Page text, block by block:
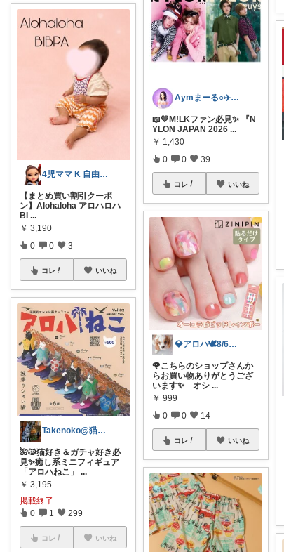
4児ママ K 自由に楽しく暮らそ⤴︎
【まとめ買い割引クーポ
ン】Alohaloha アロハロハ
BI ...
￥ 3,190
0 0 3
コレ いいね
Takenoko@猫関連グッズ中心です！
🌺🐱猫好き＆ガチャ好き必
見✨癒し系ミニフィギュア
「アロハねこ」
...
￥ 3,195
掲載終了
0 1 299
コレ いいね
Aymまーる○✈️ほぼ更新経由購入✈️
📖💙M!LKファン必見✨ 『N
YLON JAPAN 2026 ...
￥ 1,430
0 0 39
コレ いいね
💎アロハ🕊️8/6ありがと✨無添加
🌹こちらのショップさんか
らお買い物ありがとうござ
います✨ オシ ...
￥ 999
0 0 14
コレ いいね